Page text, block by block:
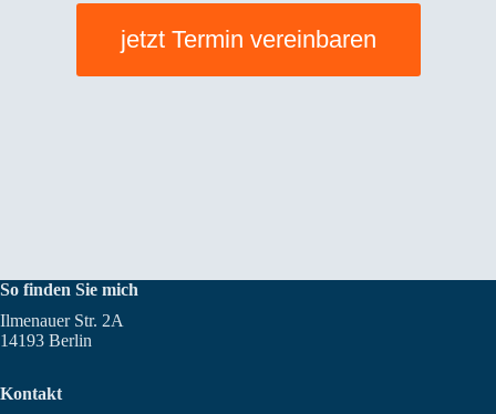
jetzt Termin vereinbaren
So finden Sie mich
Ilmenauer Str. 2A
14193 Berlin
Kontakt